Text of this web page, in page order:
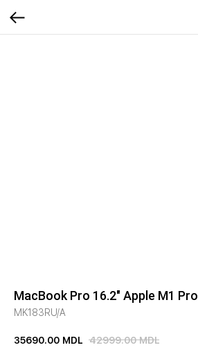
MacBook Pro 16.2" Apple M1 Pro
MK183RU/A
35690.00 MDL 42999.00 MDL